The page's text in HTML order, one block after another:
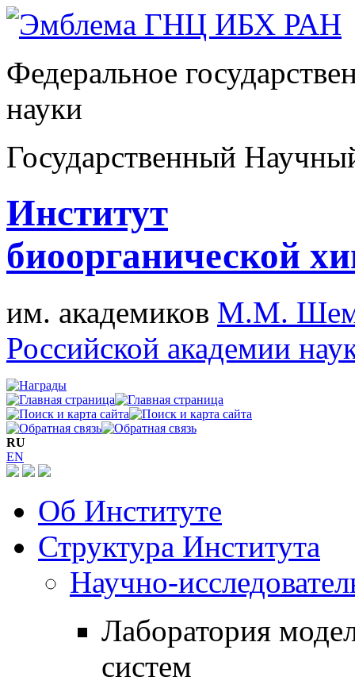
Федеральное
науки
Государственный
Институт
биоорганической
им. академиков М.М.
Российской академии
RU
EN
Об Институте
Структура Института
Научно-
Лаборатория
систем